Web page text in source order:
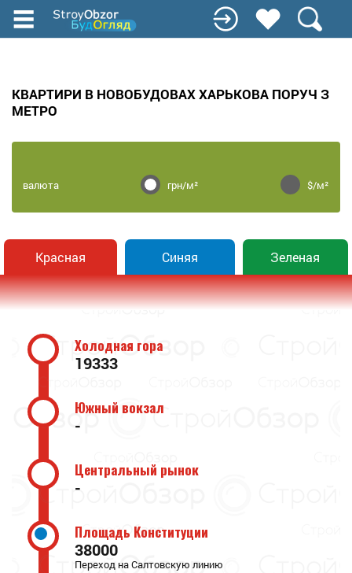
Перейти
до
валюта грн/м² $/м²
Красная Синяя Зеленая
Холодная гора
19333
Южный вокзал
-
Центральный рынок
-
Площадь Конституции
38000
Переход на Салтовскую линию
КВАРТИРИ В НОВОБУДОВАХ ХАРЬКОВА ПОРУЧ З
МЕТРО